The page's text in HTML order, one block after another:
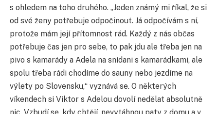
s ohledem na toho druhého. „Jeden známý mi říkal, že si
od své ženy potřebuje odpočinout. Já odpočívám s ní,
protože mám její přítomnost rád. Každý z nás občas
potřebuje čas jen pro sebe, to pak jdu ale třeba jen na
pivo s kamarády a Adela na snídani s kamarádkami, ale
spolu třeba rádi chodíme do sauny nebo jezdíme na
výlety po Slovensku,“ vyznává se. O některých
víkendech si Viktor s Adelou dovolí nedělat absolutně